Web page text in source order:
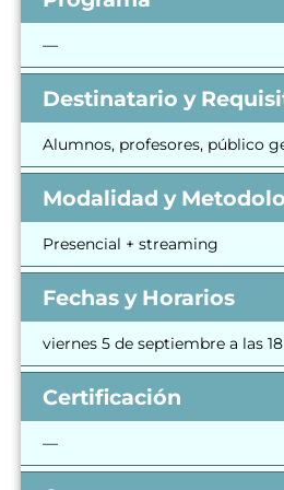
—
Destinatario y
Alumnos, profesores, público
Modalidad y
Presencial + streaming
Fechas y Horarios
viernes 5 de septiembre a las
Certificación
—